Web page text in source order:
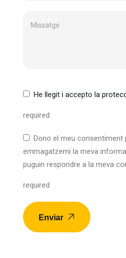
He llegit i accepto la
required
Dono el meu consentiment
emmagatzemi la meva
puguin respondre a la meva
required
Enviar